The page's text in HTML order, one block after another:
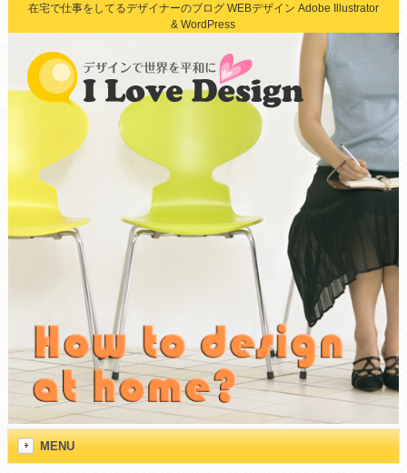
在宅で仕事をしてるデザイナーのブログ WEBデザイン Adobe Illustrator
& WordPress
MENU